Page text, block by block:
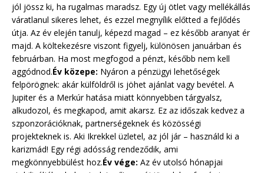
jól jössz ki, ha rugalmas maradsz. Egy új ötlet vagy mellékállás
váratlanul sikeres lehet, és ezzel megnyílik előtted a fejlődés
útja. Az év elején tanulj, képezd magad – ez később aranyat ér
majd. A költekezésre viszont figyelj, különösen januárban és
februárban. Ha most megfogod a pénzt, később nem kell
aggódnod.Év közepe: Nyáron a pénzügyi lehetőségek
felpörögnek: akár külföldről is jöhet ajánlat vagy bevétel. A
Jupiter és a Merkúr hatása miatt könnyebben tárgyalsz,
alkudozol, és megkapod, amit akarsz. Ez az időszak kedvez a
szponzorációknak, partnerségeknek és közösségi
projekteknek is. Aki Ikrekkel üzletel, az jól jár – használd ki a
karizmád! Egy régi adósság rendeződik, ami
megkönnyebbülést hoz.Év vége: Az év utolsó hónapjai